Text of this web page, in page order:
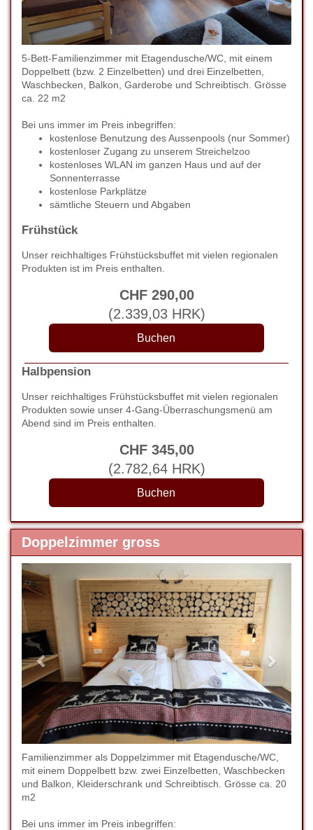
5-Bett-Familienzimmer mit Etagendusche/WC, mit einem
Doppelbett (bzw. 2 Einzelbetten) und drei Einzelbetten,
Waschbecken, Balkon, Garderobe und Schreibtisch. Grösse
ca. 22 m2
Bei uns immer im Preis inbegriffen:
kostenlose Benutzung des Aussenpools (nur Sommer)
kostenloser Zugang zu unserem Streichelzoo
kostenloses WLAN im ganzen Haus und auf der
Sonnenterrasse
kostenlose Parkplätze
sämtliche Steuern und Abgaben
Frühstück
Unser reichhaltiges Frühstücksbuffet mit vielen regionalen
Produkten ist im Preis enthalten.
CHF 290,00
(2.339,03HRK)
Halbpension
Unser reichhaltiges Frühstücksbuffet mit vielen regionalen
Produkten sowie unser 4-Gang-Überraschungsmenü am
Abend sind im Preis enthalten.
CHF 345,00
(2.782,64HRK)
Doppelzimmer gross
Previous
Familienzimmer als Doppelzimmer mit Etagendusche/WC,
mit einem Doppelbett bzw. zwei Einzelbetten, Waschbecken
und Balkon, Kleiderschrank und Schreibtisch. Grösse ca. 20
m2
Bei uns immer im Preis inbegriffen: